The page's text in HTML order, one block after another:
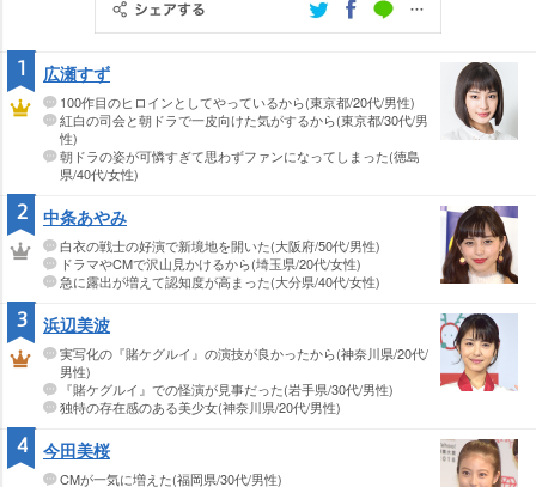
広瀬すず
100作目のヒロインとしてやっているから(東京都/20代/男性)
紅白の司会と朝ドラで一皮向けた気がするから(東京都/30代/男
性)
朝ドラの姿が可憐すぎて思わずファンになってしまった(徳島
県/40代/女性)
1
中条あやみ
白衣の戦士の好演で新境地を開いた(大阪府/50代/男性)
ドラマやCMで沢山見かけるから(埼玉県/20代/女性)
急に露出が増えて認知度が高まった(大分県/40代/女性)
2
浜辺美波
実写化の『賭ケグルイ』の演技が良かったから(神奈川県/20代/
男性)
『賭ケグルイ』での怪演が見事だった(岩手県/30代/男性)
独特の存在感のある美少女(神奈川県/20代/男性)
3
今田美桜
CMが一気に増えた(福岡県/30代/男性)
4